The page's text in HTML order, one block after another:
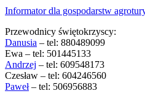
Informator dla gospodarstw
Przewodnicy świętokrzyscy:
Danusia – tel: 880489099
Ewa – tel: 501445133
Andrzej – tel: 609548173
Czesław – tel: 604246560
Paweł– tel: 506956883